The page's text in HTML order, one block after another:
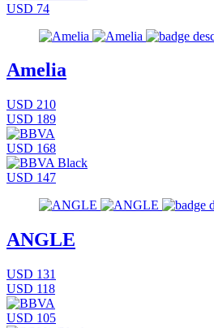
USD 74
Amelia
USD 210
USD 189
USD 168
USD 147
ANGLE
USD 131
USD 118
USD 105